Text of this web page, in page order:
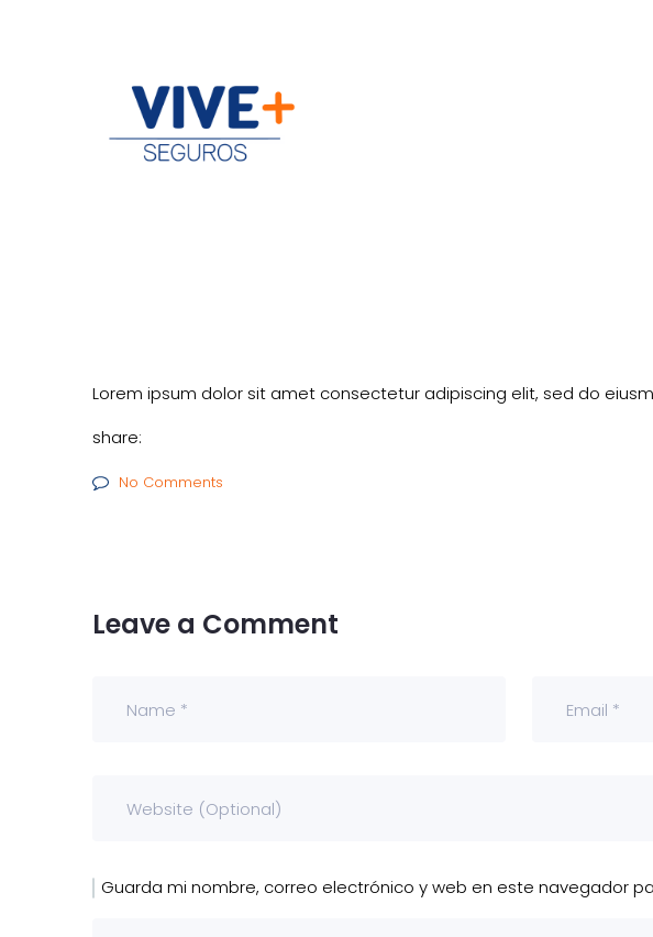
Lorem ipsum dolor sit amet consectetur adipiscing elit, sed do
share:
No Comments
Leave a Comment
Guarda mi nombre, correo electrónico y web en este navegador